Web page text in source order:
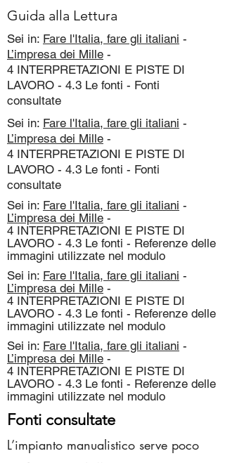
Guida alla Lettura
Sei in: Fare l'Italia, fare gli italiani -
L’impresa dei Mille -
4 INTERPRETAZIONI E PISTE DI
LAVORO - 4.3 Le fonti - Fonti
consultate
Sei in: Fare l'Italia, fare gli italiani -
L’impresa dei Mille -
4 INTERPRETAZIONI E PISTE DI
LAVORO - 4.3 Le fonti - Fonti
consultate
Sei in: Fare l'Italia, fare gli italiani -
L’impresa dei Mille -
4 INTERPRETAZIONI E PISTE DI
LAVORO - 4.3 Le fonti - Referenze delle
immagini utilizzate nel modulo
Sei in: Fare l'Italia, fare gli italiani -
L’impresa dei Mille -
4 INTERPRETAZIONI E PISTE DI
LAVORO - 4.3 Le fonti - Referenze delle
immagini utilizzate nel modulo
Sei in: Fare l'Italia, fare gli italiani -
L’impresa dei Mille -
4 INTERPRETAZIONI E PISTE DI
LAVORO - 4.3 Le fonti - Referenze delle
immagini utilizzate nel modulo
Fonti consultate
L’impianto manualistico serve poco